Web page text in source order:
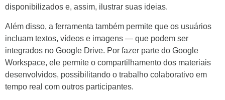
disponibilizados e, assim, ilustrar suas ideias.
Além disso, a ferramenta também permite que os usuários
incluam textos, vídeos e imagens — que podem ser
integrados no Google Drive. Por fazer parte do Google
Workspace, ele permite o compartilhamento dos materiais
desenvolvidos, possibilitando o trabalho colaborativo em
tempo real com outros participantes.